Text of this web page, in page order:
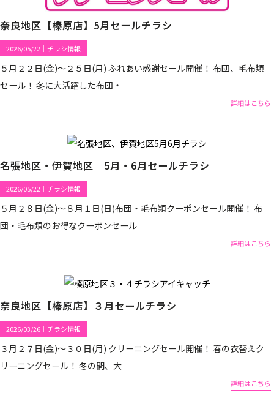
奈良地区【榛原店】5月セールチラシ
2026/05/22 ｜ チラシ情報
５月２２日(金)～２５日(月) ふれあい感謝セール開催！ 布団、毛布類
セール！ 冬に大活躍した布団・
詳細はこちら
名張地区・伊賀地区 5月・6月セールチラシ
2026/05/22 ｜ チラシ情報
５月２８日(金)～８月１日(日)布団・毛布類クーポンセール開催！ 布
団・毛布類のお得なクーポンセール
詳細はこちら
奈良地区【榛原店】３月セールチラシ
2026/03/26 ｜ チラシ情報
３月２７日(金)～３０日(月) クリーニングセール開催！ 春の衣替えク
リーニングセール！ 冬の間、大
詳細はこちら